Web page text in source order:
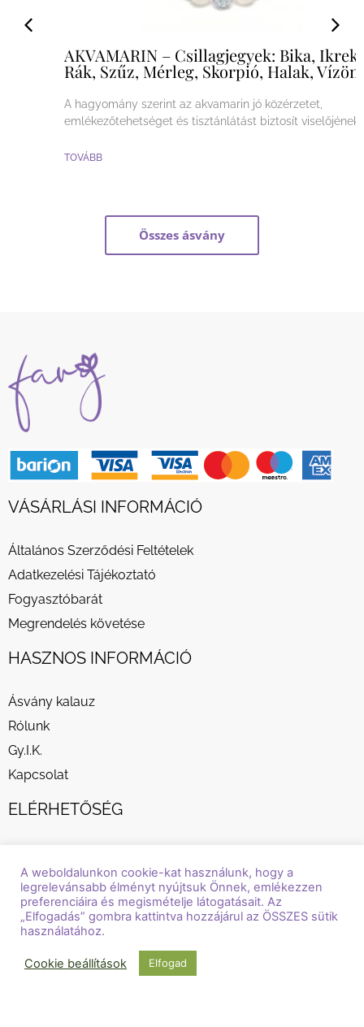
AKVAMARIN – Csillagjegyek: Bika, Ikrek,
Rák, Szűz, Mérleg, Skorpió, Halak, Vízöntő
A hagyomány szerint az akvamarin jó közérzetet,
emlékezőtehetséget és tisztánlátást biztosít viselőjének.
Összes ásvány
VÁSÁRLÁSI INFORMÁCIÓ
Általános Szerződési Feltételek
Adatkezelési Tájékoztató
Fogyasztóbarát
Megrendelés követése
HASZNOS INFORMÁCIÓ
Ásvány kalauz
Rólunk
Gy.I.K.
Kapcsolat
ELÉRHETŐSÉG
info@faryhandmade.hu
+36 30 232 8882
A weboldalunkon cookie-kat használunk, hogy a
legrelevánsabb élményt nyújtsuk Önnek, emlékezzen
preferenciáira és megismételje látogatásait. Az
„Elfogadás” gombra kattintva hozzájárul az ÖSSZES sütik
használatához.
Cookie beállítások Elfogad